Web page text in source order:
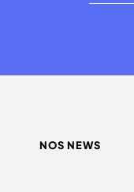
NOS NEWS